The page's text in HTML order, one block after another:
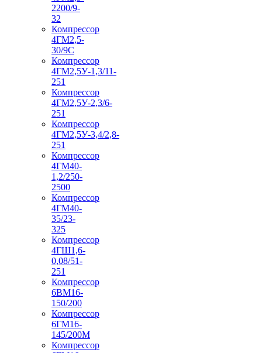
2200/9-
32
Компрессор
4ГМ2,5-
30/9С
Компрессор
4ГМ2,5У-1,3/11-
251
Компрессор
4ГМ2,5У-2,3/6-
251
Компрессор
4ГМ2,5У-3,4/2,8-
251
Компрессор
4ГМ40-
1,2/250-
2500
Компрессор
4ГМ40-
35/23-
325
Компрессор
4ГШ1,6-
0,08/51-
251
Компрессор
6ВМ16-
150/200
Компрессор
6ГМ16-
145/200М
Компрессор